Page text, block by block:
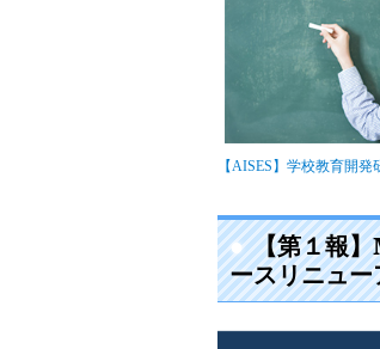
【AISES】学校教育開発
【第１報
ースリニュ